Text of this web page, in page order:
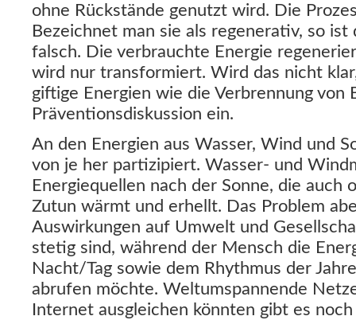
ohne Rückstände genutzt wird. Die
Bezeichnet man sie als regenerativ, so
falsch. Die verbrauchte Energie
wird nur transformiert. Wird das nicht
giftige Energien wie die Verbrennung von
Präventionsdiskussion ein.
An den Energien aus Wasser, Wind und
von je her partizipiert. Wasser- und
Energiequellen nach der Sonne, die auch
Zutun wärmt und erhellt. Das Problem
Auswirkungen auf Umwelt und
stetig sind, während der Mensch die
Nacht/Tag sowie dem Rhythmus der
abrufen möchte. Weltumspannende
Internet ausgleichen könnten gibt es